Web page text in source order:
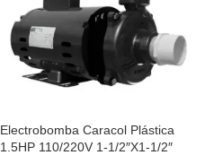
Electrobomba Caracol Plástica
1.5HP 110/220V 1-1/2″X1-1/2″